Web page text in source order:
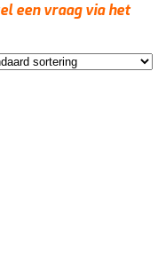
een vraag via het